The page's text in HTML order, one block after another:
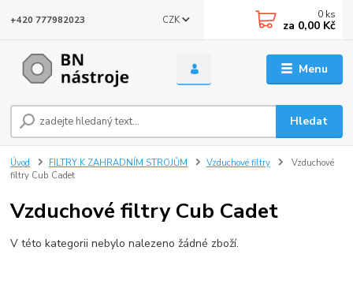
Menu
CZK
Hledat
+420 777982023 0 ks
za 0,00 Kč
Úvod FILTRY K ZAHRADNÍM STROJŮM Vzduchové filtry
Vzduchové
filtry Cub Cadet
Vzduchové filtry Cub Cadet
V této kategorii nebylo nalezeno žádné zboží.